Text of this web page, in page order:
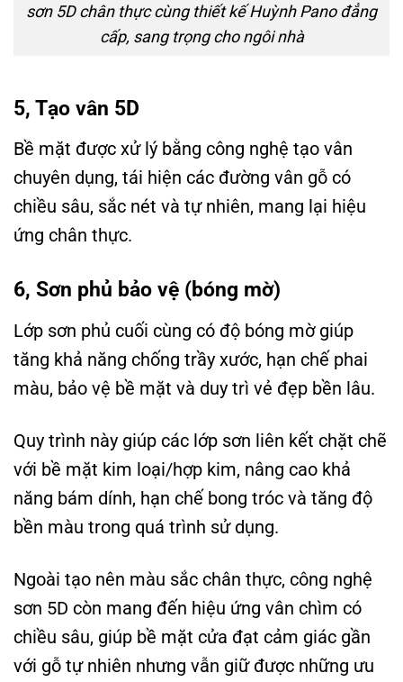
sơn 5D chân thực cùng thiết kế Huỳnh Pano đẳng
cấp, sang trọng cho ngôi nhà
5, Tạo vân 5D
Bề mặt được xử lý bằng công nghệ tạo vân
chuyên dụng, tái hiện các đường vân gỗ có
chiều sâu, sắc nét và tự nhiên, mang lại hiệu
ứng chân thực.
6, Sơn phủ bảo vệ (bóng mờ)
Lớp sơn phủ cuối cùng có độ bóng mờ giúp
tăng khả năng chống trầy xước, hạn chế phai
màu, bảo vệ bề mặt và duy trì vẻ đẹp bền lâu.
Quy trình này giúp các lớp sơn liên kết chặt chẽ
với bề mặt kim loại/hợp kim, nâng cao khả
năng bám dính, hạn chế bong tróc và tăng độ
bền màu trong quá trình sử dụng.
Ngoài tạo nên màu sắc chân thực, công nghệ
sơn 5D còn mang đến hiệu ứng vân chìm có
chiều sâu, giúp bề mặt cửa đạt cảm giác gần
với gỗ tự nhiên nhưng vẫn giữ được những ưu